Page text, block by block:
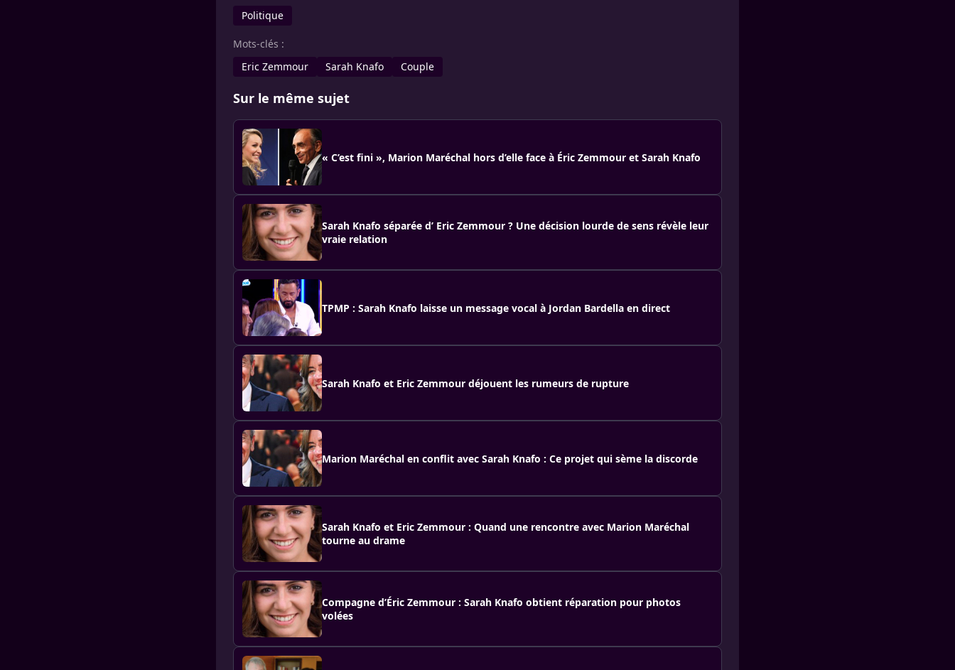
Politique
Mots-clés :
Eric Zemmour
Sarah Knafo Couple
Sur le même sujet
« C’est fini », Marion Maréchal hors d’elle face à Éric Zemmour et Sarah Knafo
Sarah Knafo séparée d’ Eric Zemmour ? Une décision lourde de sens révèle leur
vraie relation
TPMP : Sarah Knafo laisse un message vocal à Jordan Bardella en direct
Sarah Knafo et Eric Zemmour déjouent les rumeurs de rupture
Marion Maréchal en conflit avec Sarah Knafo : Ce projet qui sème la discorde
Sarah Knafo et Eric Zemmour : Quand une rencontre avec Marion Maréchal
tourne au drame
Compagne d’Éric Zemmour : Sarah Knafo obtient réparation pour photos
volées